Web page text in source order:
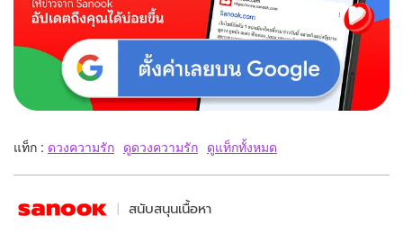
แท็ก : ดวงความรัก ดูดวงความรัก ดูแท็กทั้งหมด
สนับสนุนเนื้อหา